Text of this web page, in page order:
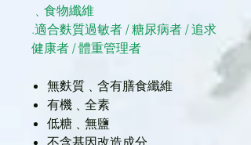
﹑食物纖維
.適合麩質過敏者 / 糖尿病者 / 追求
健康者 / 體重管理者
無麩質﹑含有膳食纖維
有機﹑全素
低糖﹑無鹽